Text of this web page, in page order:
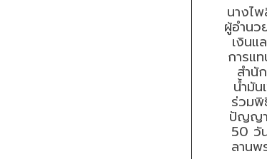
นางไ
ผู้อำนว
เงินแ
การแ
สำนั
น้ำมัน
ร่วม
ปัญญา
50 วั
ลานพ